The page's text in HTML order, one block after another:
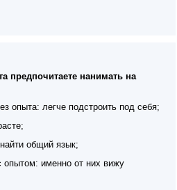
предпочитаете нанимать на
опыта: легче подстроить под себя;
общий язык;
именно от них вижу